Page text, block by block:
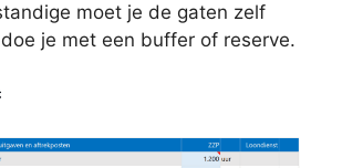
moet je de gaten zelf
je met een buffer of reserve.